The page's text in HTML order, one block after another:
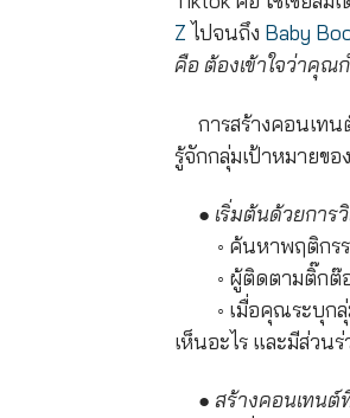
Z ไปจนถึง Baby
คือ ต้องเข้าใจว่าคุณ
การสร้างคอนเท
รู้จักกลุ่มเป้าหมายข
● เริ่มต้นด้วยการ
◦ ค้นหาพฤติกร
◦ ผู้ติดตามติ๊กต๊อก
◦ เมื่อคุณระบุกลุ่ม
เห็นอะไร และมีส่วน
● สร้างคอนเทนต์